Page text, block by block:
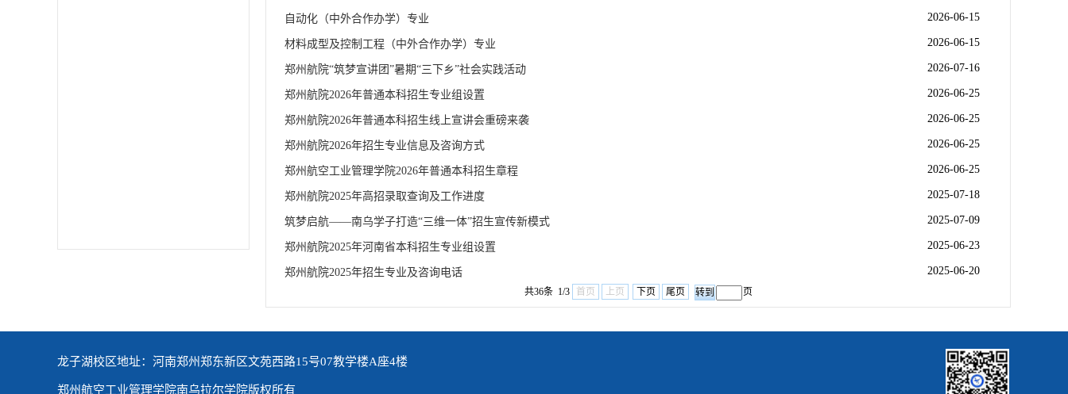
自动化（中外合作办学）专业 2026-06-15
材料成型及控制工程（中外合作办学）专业 2026-06-15
郑州航院“筑梦宣讲团”暑期“三下乡”社会实践活动 2026-07-16
郑州航院2026年普通本科招生专业组设置 2026-06-25
郑州航院2026年普通本科招生线上宣讲会重磅来袭 2026-06-25
郑州航院2026年招生专业信息及咨询方式 2026-06-25
郑州航空工业管理学院2026年普通本科招生章程 2026-06-25
郑州航院2025年高招录取查询及工作进度 2025-07-18
筑梦启航——南乌学子打造“三维一体”招生宣传新模式 2025-07-09
郑州航院2025年河南省本科招生专业组设置 2025-06-23
郑州航院2025年招生专业及咨询电话 2025-06-20
共36条 1/3 首页 上页 下页 尾页 页
龙子湖校区地址：河南郑州郑东新区文苑西路15号07教学楼A座4楼
郑州航空工业管理学院南乌拉尔学院版权所有